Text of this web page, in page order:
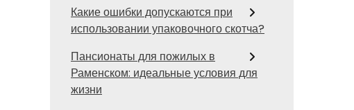
Какие ошибки допускаются при
использовании упаковочного скотча?
Пансионаты для пожилых в
Раменском: идеальные условия для
жизни